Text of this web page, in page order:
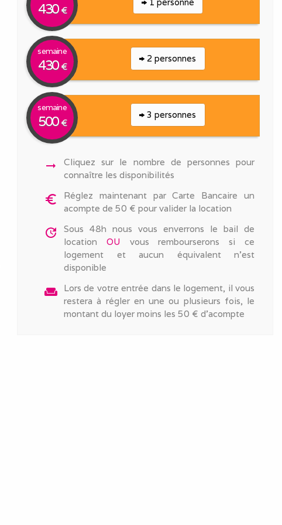
430 €
2 personnes
semaine
430 €
3 personnes
semaine
500 €
arrow_right_alt
Cliquez sur le nombre de personnes pour
connaître les disponibilités
euro_symbol
Réglez maintenant par Carte Bancaire un
acompte de 50 € pour valider la location
update
Sous 48h nous vous enverrons le bail de
location OU vous rembourserons si ce
logement et aucun équivalent n'est
disponible
weekend
Lors de votre entrée dans le logement, il vous
restera à régler en une ou plusieurs fois, le
montant du loyer moins les 50 € d'acompte